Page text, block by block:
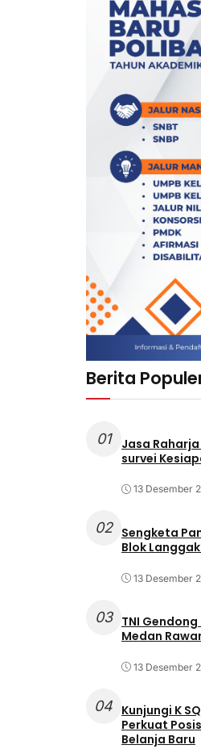
Berita
01
Jasa
survei
13 Desember
02
Sengketa
Blok
13 Desember
03
TNI
Medan
13 Desember
04 Kunjungi K
Perkuat
Belanja Baru